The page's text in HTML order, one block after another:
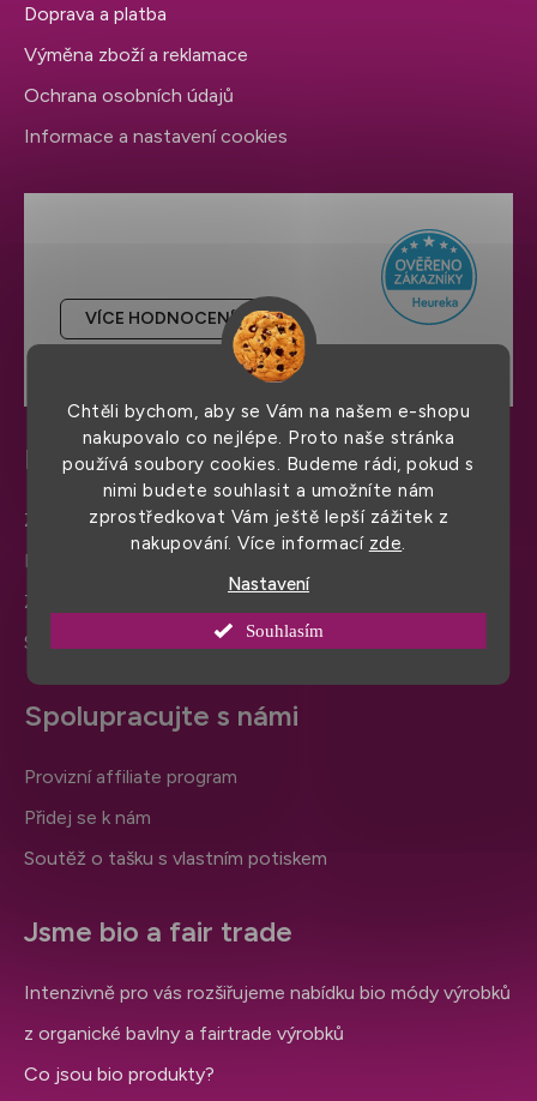
Chtěli bychom, aby se Vám na našem e-shopu
nakupovalo co nejlépe. Proto naše stránka
používá soubory cookies. Budeme rádi, pokud s
nimi budete souhlasit a umožníte nám
zprostředkovat Vám ještě lepší zážitek z
nakupování. Více informací zde
Nastavení
Souhlasím
VÍCE HODNOCENÍ
Doprava a platba
Výměna zboží a reklamace
Ochrana osobních údajů
Informace a nastavení cookies
Potřebujete pomoc?
Zápůjčka vzorků pro firmy
Nejčastější otázky
Značky v sortimentu
Slovníček pojmů
Spolupracujte s námi
Provizní affiliate program
Přidej se k nám
Soutěž o tašku s vlastním potiskem
Jsme bio a fair trade
Intenzivně pro vás rozšiřujeme nabídku bio módy výrobků
z organické bavlny a fairtrade výrobků
Co jsou bio produkty?